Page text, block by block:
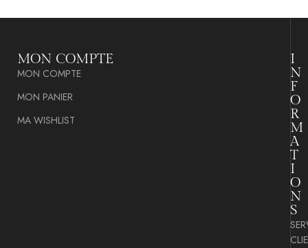
MON COMPTE
MON COMPTE
MON PANIER
MA WISHLIST
I
N
F
O
R
M
A
T
I
O
N
S